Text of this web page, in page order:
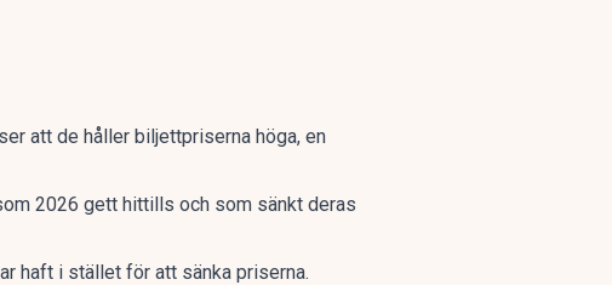
att de håller biljettpriserna höga, en
2026 gett hittills och som sänkt deras
haft i stället för att sänka priserna.